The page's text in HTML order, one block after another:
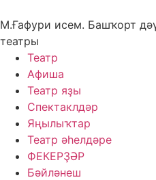
to
content
М.Ғафури исем. Башҡорт
театры
Театр
Афиша
Театр яҙы
Спектаклдәр
Яңылыҡтар
Театр әһелдәре
ФЕКЕРҘӘР
Бәйләнеш